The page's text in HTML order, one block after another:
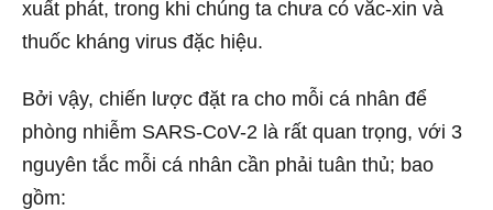
xuất phát, trong khi chúng ta chưa có vắc-xin và
thuốc kháng virus đặc hiệu.
Bởi vậy, chiến lược đặt ra cho mỗi cá nhân để
phòng nhiễm SARS-CoV-2 là rất quan trọng, với 3
nguyên tắc mỗi cá nhân cần phải tuân thủ; bao
gồm: